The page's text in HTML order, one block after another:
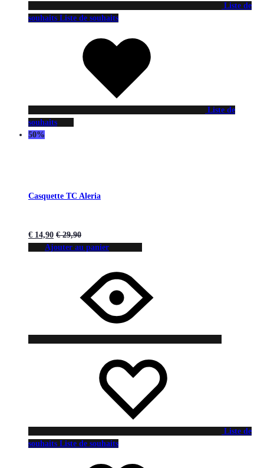
Liste de
souhaits Liste de souhaits
Liste de
souhaits
50%
Casquette TC Aleria
€ 14,90 €29,90
Ajouter au panier
Liste de
souhaits Liste de souhaits